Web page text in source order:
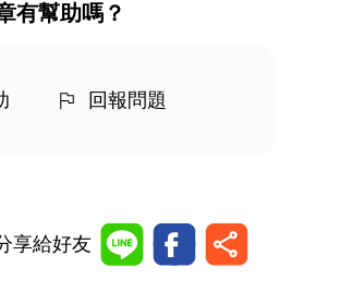
有幫助嗎？
回報問題
享給好友